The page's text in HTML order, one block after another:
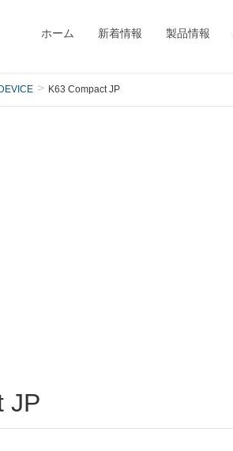
ホーム 新着情報 製品情報
K63 Compact JP
JP